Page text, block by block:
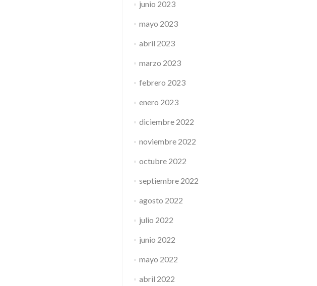
junio 2023
mayo 2023
abril 2023
marzo 2023
febrero 2023
enero 2023
diciembre 2022
noviembre 2022
octubre 2022
septiembre 2022
agosto 2022
julio 2022
junio 2022
mayo 2022
abril 2022